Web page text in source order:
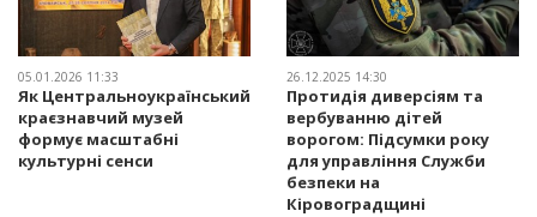
05.01.2026 11:33
Як Центральноукраїнський
краєзнавчий музей
формує масштабні
культурні сенси
26.12.2025 14:30
Протидія диверсіям та
вербуванню дітей
ворогом: Підсумки року
для управління Служби
безпеки на
Кіровоградщині